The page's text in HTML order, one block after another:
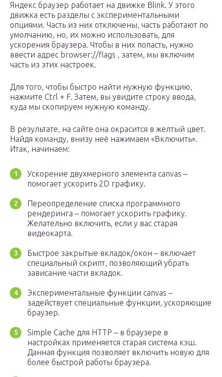
Яндекс браузер работает на движке Blink. У этого
движка есть разделы с экспериментальными
опциями. Часть из них отключены, часть работают по
умолчанию, но, их можно использовать, для
ускорения браузера. Чтобы в них попасть, нужно
ввести адрес browser://flags , затем, мы включим
часть из этих настроек.
Для того, чтобы быстро найти нужную функцию,
нажмите Ctrl + F. Затем, вы увидите строку ввода,
куда мы скопируем нужную команду.
В результате, на сайте она окрасится в желтый цвет.
Найдя команду, внизу неё нажимаем «Включить».
Итак, начинаем:
Ускорение двухмерного элемента canvas –
помогает ускорить 2D графику.
Переопределение списка программного
рендеринга – помогает ускорить графику.
Желательно включить, если у вас старая
видеокарта.
Быстрое закрытые вкладок/окон – включает
специальный скрипт, позволяющий убрать
зависание части вкладок.
Экспериментальные функции canvas –
задействует специальные функции, ускоряющие
браузер.
Simple Cache для HTTP – в браузере в
настройках применяется старая система кэш.
Данная функция позволяет включить новую для
более быстрой работы браузера.